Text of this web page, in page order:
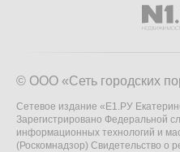
© ООО «Сеть городских
Сетевое издание «Е1.РУ
Зарегистрировано Федеральной
информационных технологий и
(Роскомнадзор) Свидетельство о